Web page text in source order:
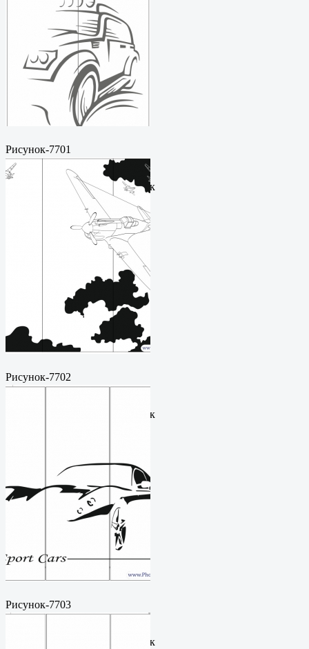
Рисунок-7701
Пескоструйный
рисунокФормат: cdrЦена: 200
руб.Метки: векторный рисунок
Рисунок-7702
Пескоструйный
руб.Метки: векторный рисунок
Рисунок-7703
Пескоструйный
руб.Метки: векторный рисунок